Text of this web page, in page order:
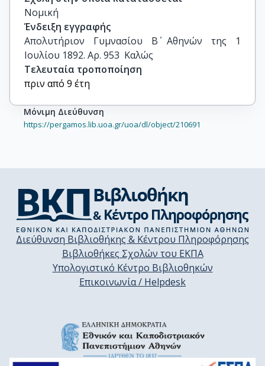
Νομική
Ένδειξη εγγραφής
Απολυτήριον Γυμνασίου Β΄ Αθηνών της 1
Ιουλίου 1892. Αρ. 953  Καλώς
Τελευταία τροποποίηση
πριν από 9 έτη
Μόνιμη Διεύθυνση
https://pergamos.lib.uoa.gr/uoa/dl/object/210691
Διεύθυνση Βιβλιοθήκης & Κέντρου Πληροφόρησης
Βιβλιοθήκες Σχολών του ΕΚΠΑ
Υπολογιστικό Κέντρο Βιβλιοθηκών
Επικοινωνία / Helpdesk